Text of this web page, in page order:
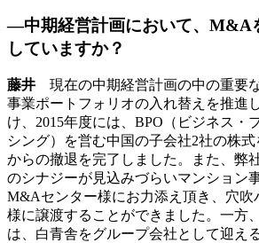
―中期経営計画において、M&A
していますか？
藤井 現在の中期経営計画の中の重要
事業ポートフォリオの入れ替えを推進
け、2015年度には、BPO（ビジネス・
シング）を営む中国の子会社2社の株
からの撤退を完了しました。また、弊
のシナジーが見込みづらいマンション
M&Aセンター様にお力添え頂き、穴吹
様に譲渡することができました。一方
は、白青舎をグループ会社として迎え